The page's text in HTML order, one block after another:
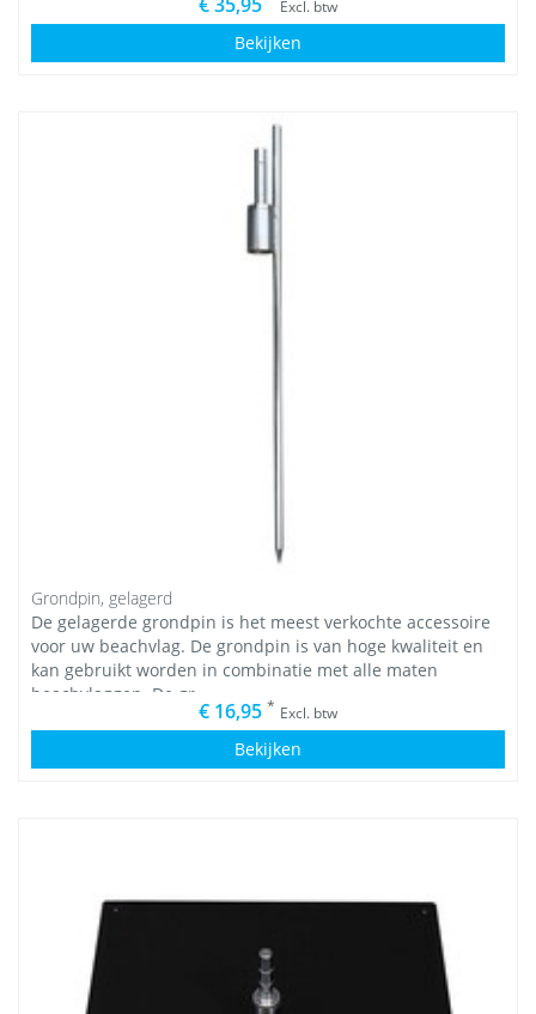
Excl. btw
Bekijken
Grondpin, gelagerd
De gelagerde grondpin is het meest verkochte accessoire
voor uw beachvlag. De grondpin is van hoge kwaliteit en
kan gebruikt worden in combinatie met alle maten
beachvlaggen. De gr
€ 16,95 * Excl. btw
Bekijken